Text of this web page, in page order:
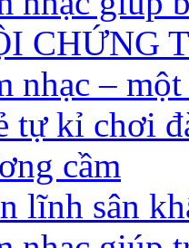
CHỨNG
nhạc –
tự kỉ chơi
cầm
lĩnh sân